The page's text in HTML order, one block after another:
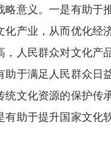
略意义。一是有助于
化产业，从而优化经
，人民群众对文化产
助于满足人民群众日
统文化资源的保护传
有助于提升国家文化